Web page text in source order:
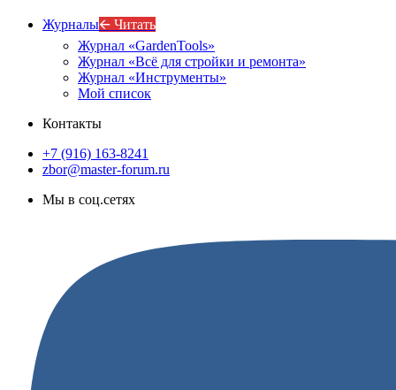
Журналы🡨 Читать
Журнал «GardenTools»
Журнал «Всё для стройки и ремонта»
Журнал «Инструменты»
Мой список
Контакты
+7 (916) 163-8241
zbor@master-forum.ru
Мы в соц.сетях